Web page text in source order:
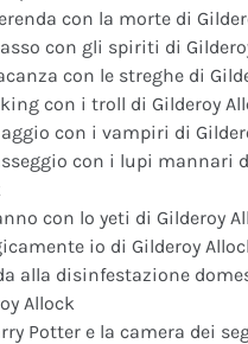
con la morte di
con gli spiriti di
con le streghe di
con i troll di Gilderoy
con i vampiri di
con i lupi mannari
con lo yeti di Gilderoy
io di Gilderoy
alla disinfestazione
Allock
Potter e la camera dei